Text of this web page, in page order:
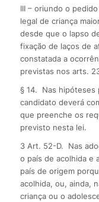
III – oriundo o
legal de criança
desde que o lapso
fixação de laços de
constatada a
previstas nos arts.
§ 14. Nas hipóteses
candidato deverá
que preenche os
previsto nesta lei.
3 Art. 52-D. Nas
o país de acolhida e
país de origem
acolhida, ou, ainda,
criança ou o